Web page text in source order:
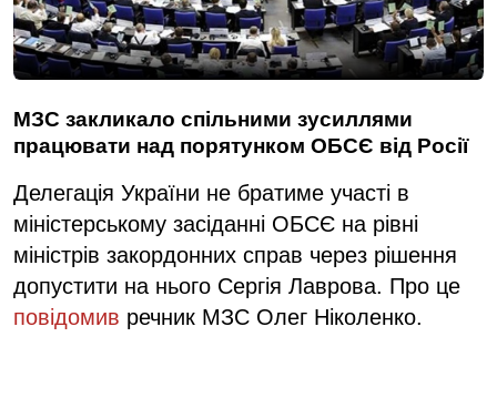
МЗС закликало спільними зусиллями
працювати над порятунком ОБСЄ від Росії
Делегація України не братиме участі в
міністерському засіданні ОБСЄ на рівні
міністрів закордонних справ через рішення
допустити на нього Сергія Лаврова. Про це
повідомив речник МЗС Олег Ніколенко.